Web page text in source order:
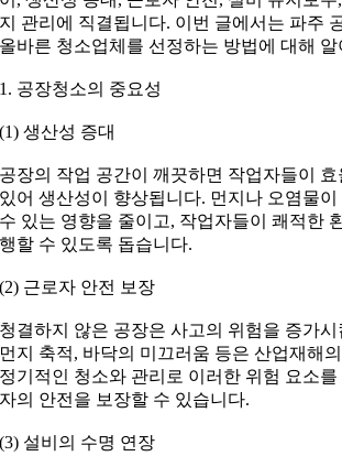
지 관리에 직결됩니다. 이번 글에서는 파주
올바른 청소업체를 선정하는 방법에 대해
1. 공장청소의 중요성
(1) 생산성 증대
공장의 작업 공간이 깨끗하면 작업자들이
있어 생산성이 향상됩니다. 먼지나 오염물이
수 있는 영향을 줄이고, 작업자들이 쾌적한
행할 수 있도록 돕습니다.
(2) 근로자 안전 보장
청결하지 않은 공장은 사고의 위험을 증가
먼지 축적, 바닥의 미끄러움 등은 산업재해
정기적인 청소와 관리로 이러한 위험 요소
자의 안전을 보장할 수 있습니다.
(3) 설비의 수명 연장